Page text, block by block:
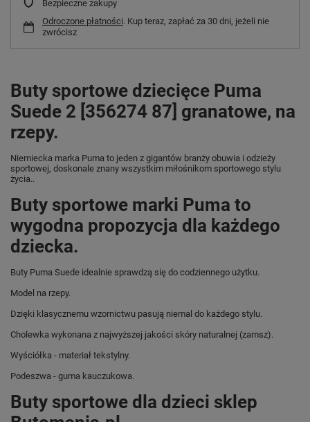
Bezpieczne zakupy
Odroczone płatności. Kup teraz, zapłać za 30 dni, jeżeli nie
zwrócisz
Buty sportowe dziecięce Puma
Suede 2 [356274 87] granatowe, na
rzepy.
Niemiecka marka Puma to jeden z gigantów branży obuwia i odzieży
sportowej, doskonale znany wszystkim miłośnikom sportowego stylu
życia..
Buty sportowe marki Puma to
wygodna propozycja dla każdego
dziecka.
Buty Puma Suede idealnie sprawdzą się do codziennego użytku.
Model na rzepy.
Dzięki klasycznemu wzornictwu pasują niemal do każdego stylu.
Cholewka wykonana z najwyższej jakości skóry naturalnej (zamsz).
Wyściółka - materiał tekstylny.
Podeszwa - guma kauczukowa.
Buty sportowe dla dzieci sklep